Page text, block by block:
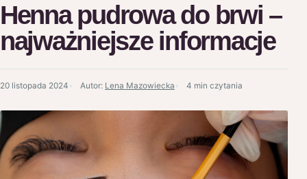
Henna pudrowa do brwi –
najważniejsze informacje
20 listopada 2024 Autor: Lena Mazowiecka 4 min czytania